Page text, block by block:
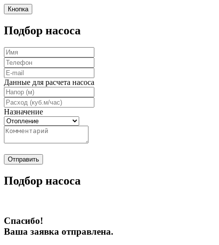
Кнопка
Подбор насоса
Данные для расчета насоса
Назначение
Отправить
Подбор насоса
Спасибо!
Ваша заявка отправлена.